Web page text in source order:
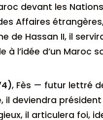
devant les
Affaires
de Hassan II, il
à l’idée d’un Maroc
, Fès — futur lettré
deviendra président
il articulera foi,